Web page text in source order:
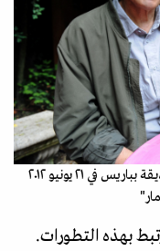
الكاتب الفرنسي-الجزائري بوعلام صنصال في حديقة بباريس في ٢١ يونيو ٢٠١٢
بهذه التطورات.